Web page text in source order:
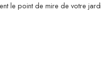
le point de mire de votre